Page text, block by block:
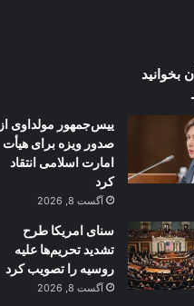
بخوانید
ییس‌جمهور مولداوی از
صدور ویزه برای هیأت
امارت اسلامی انتقاد
کرد
آگست 8, 2026
سنای امریکا طرح
تشدید تحریم‌ها علیه
روسیه را تصویب کرد
آگست 8, 2026